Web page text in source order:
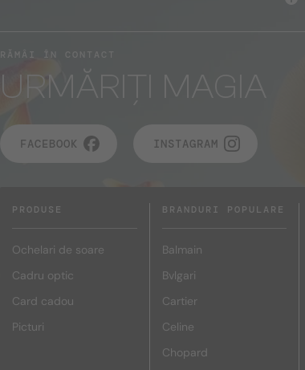
RĂMÂI ÎN CONTACT
URMĂRIȚI MAGIA
FACEBOOK INSTAGRAM
PRODUSE
Ochelari de soare
Cadru optic
Card cadou
Picturi
BRANDURI POPULARE
Balmain
Bvlgari
Cartier
Celine
Chopard